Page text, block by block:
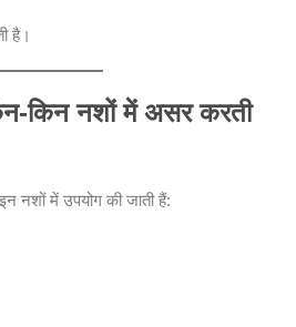
है।
किन नशों में असर करती
नशों में उपयोग की जाती हैं: